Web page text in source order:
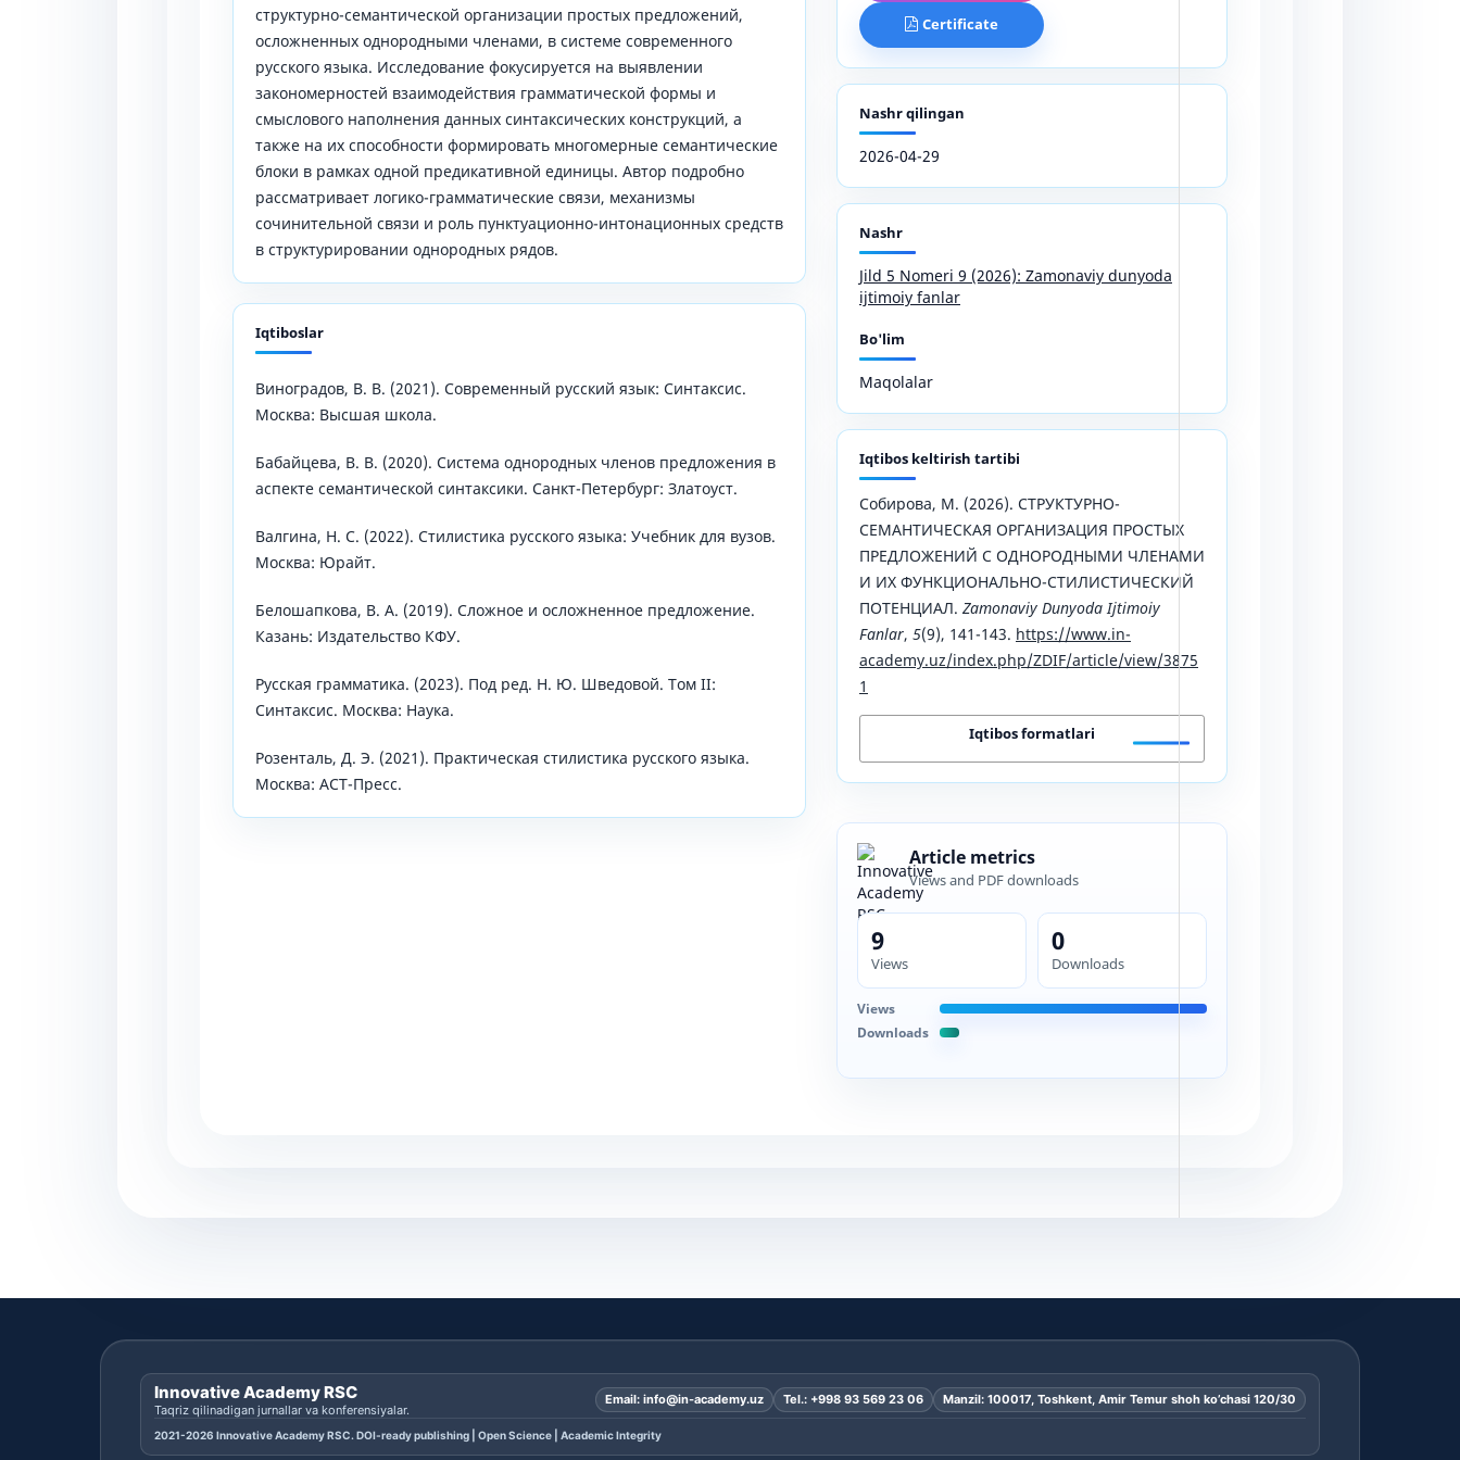
структурно-семантической организации простых предложений,
осложненных однородными членами, в системе современного
русского языка. Исследование фокусируется на выявлении
закономерностей взаимодействия грамматической формы и
смыслового наполнения данных синтаксических конструкций, а
также на их способности формировать многомерные семантические
блоки в рамках одной предикативной единицы. Автор подробно
рассматривает логико-грамматические связи, механизмы
сочинительной связи и роль пунктуационно-интонационных средств
в структурировании однородных рядов.
Iqtiboslar
Виноградов, В. В. (2021). Современный русский язык: Синтаксис.
Москва: Высшая школа.
Бабайцева, В. В. (2020). Система однородных членов предложения в
аспекте семантической синтаксики. Санкт-Петербург: Златоуст.
Валгина, Н. С. (2022). Стилистика русского языка: Учебник для вузов.
Москва: Юрайт.
Белошапкова, В. А. (2019). Сложное и осложненное предложение.
Казань: Издательство КФУ.
Русская грамматика. (2023). Под ред. Н. Ю. Шведовой. Том II:
Синтаксис. Москва: Наука.
Розенталь, Д. Э. (2021). Практическая стилистика русского языка.
Москва: АСТ-Пресс.
Certificate
Nashr qilingan
2026-04-29
Nashr
Jild 5 Nomeri 9 (2026): Zamonaviy dunyoda
ijtimoiy fanlar
Bo'lim
Maqolalar
Iqtibos keltirish tartibi
Собирова, М. (2026). СТРУКТУРНО-
СЕМАНТИЧЕСКАЯ ОРГАНИЗАЦИЯ ПРОСТЫХ
ПРЕДЛОЖЕНИЙ С ОДНОРОДНЫМИ ЧЛЕНАМИ
И ИХ ФУНКЦИОНАЛЬНО-СТИЛИСТИЧЕСКИЙ
ПОТЕНЦИАЛ. Zamonaviy Dunyoda Ijtimoiy
Fanlar, 5(9), 141-143. https://www.in-
academy.uz/index.php/ZDIF/article/view/3875
1
Iqtibos formatlari
Article metrics
Views and PDF downloads
9
Views
0
Downloads
Views
Downloads
Innovative Academy RSC
Taqriz qilinadigan jurnallar va konferensiyalar.
Email: info@in-academy.uz Tel.: +998 93 569 23 06 Manzil: 100017, Toshkent, Amir Temur shoh ko’chasi 120/30
2021-2026 Innovative Academy RSC. DOI-ready publishing | Open Science | Academic Integrity